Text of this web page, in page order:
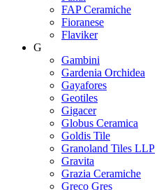
FAP Ceramiche
Fioranese
Flaviker
G
Gambini
Gardenia Orchidea
Gayafores
Geotiles
Gigacer
Globus Ceramica
Goldis Tile
Granoland Tiles LLP
Gravita
Grazia Ceramiche
Greco Gres